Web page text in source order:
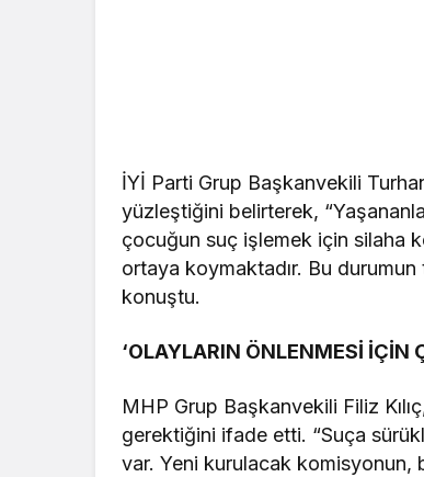
İYİ Parti Grup Başkanvekili
yüzleştiğini belirterek,
çocuğun suç işlemek için silaha
ortaya koymaktadır. Bu
konuştu.
‘OLAYLARIN ÖNLENMESİ İÇİN
MHP Grup Başkanvekili Filiz
gerektiğini ifade etti. “Suça
var. Yeni kurulacak komisyonun,